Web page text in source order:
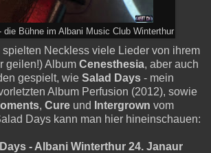
die Bühne im Albani Music Club Winterthur
Neckless viele Lieder von ihrem
geilen!) Album Cenesthesia, aber auch
gespielt, wie Salad Days - mein
Album Perfusion (2012), sowie
, Cure und Intergrown vom
Days kann man hier hineinschauen:
- Albani Winterthur 24. Janaur